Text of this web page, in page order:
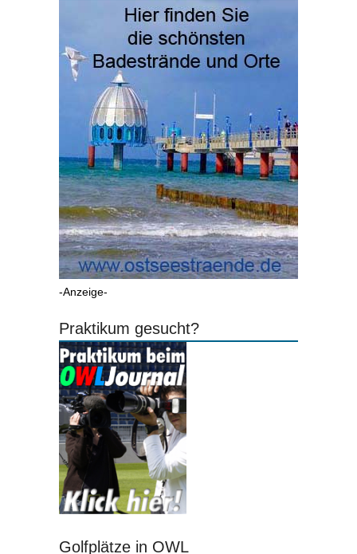
-Anzeige-
Praktikum gesucht?
Golfplätze in OWL